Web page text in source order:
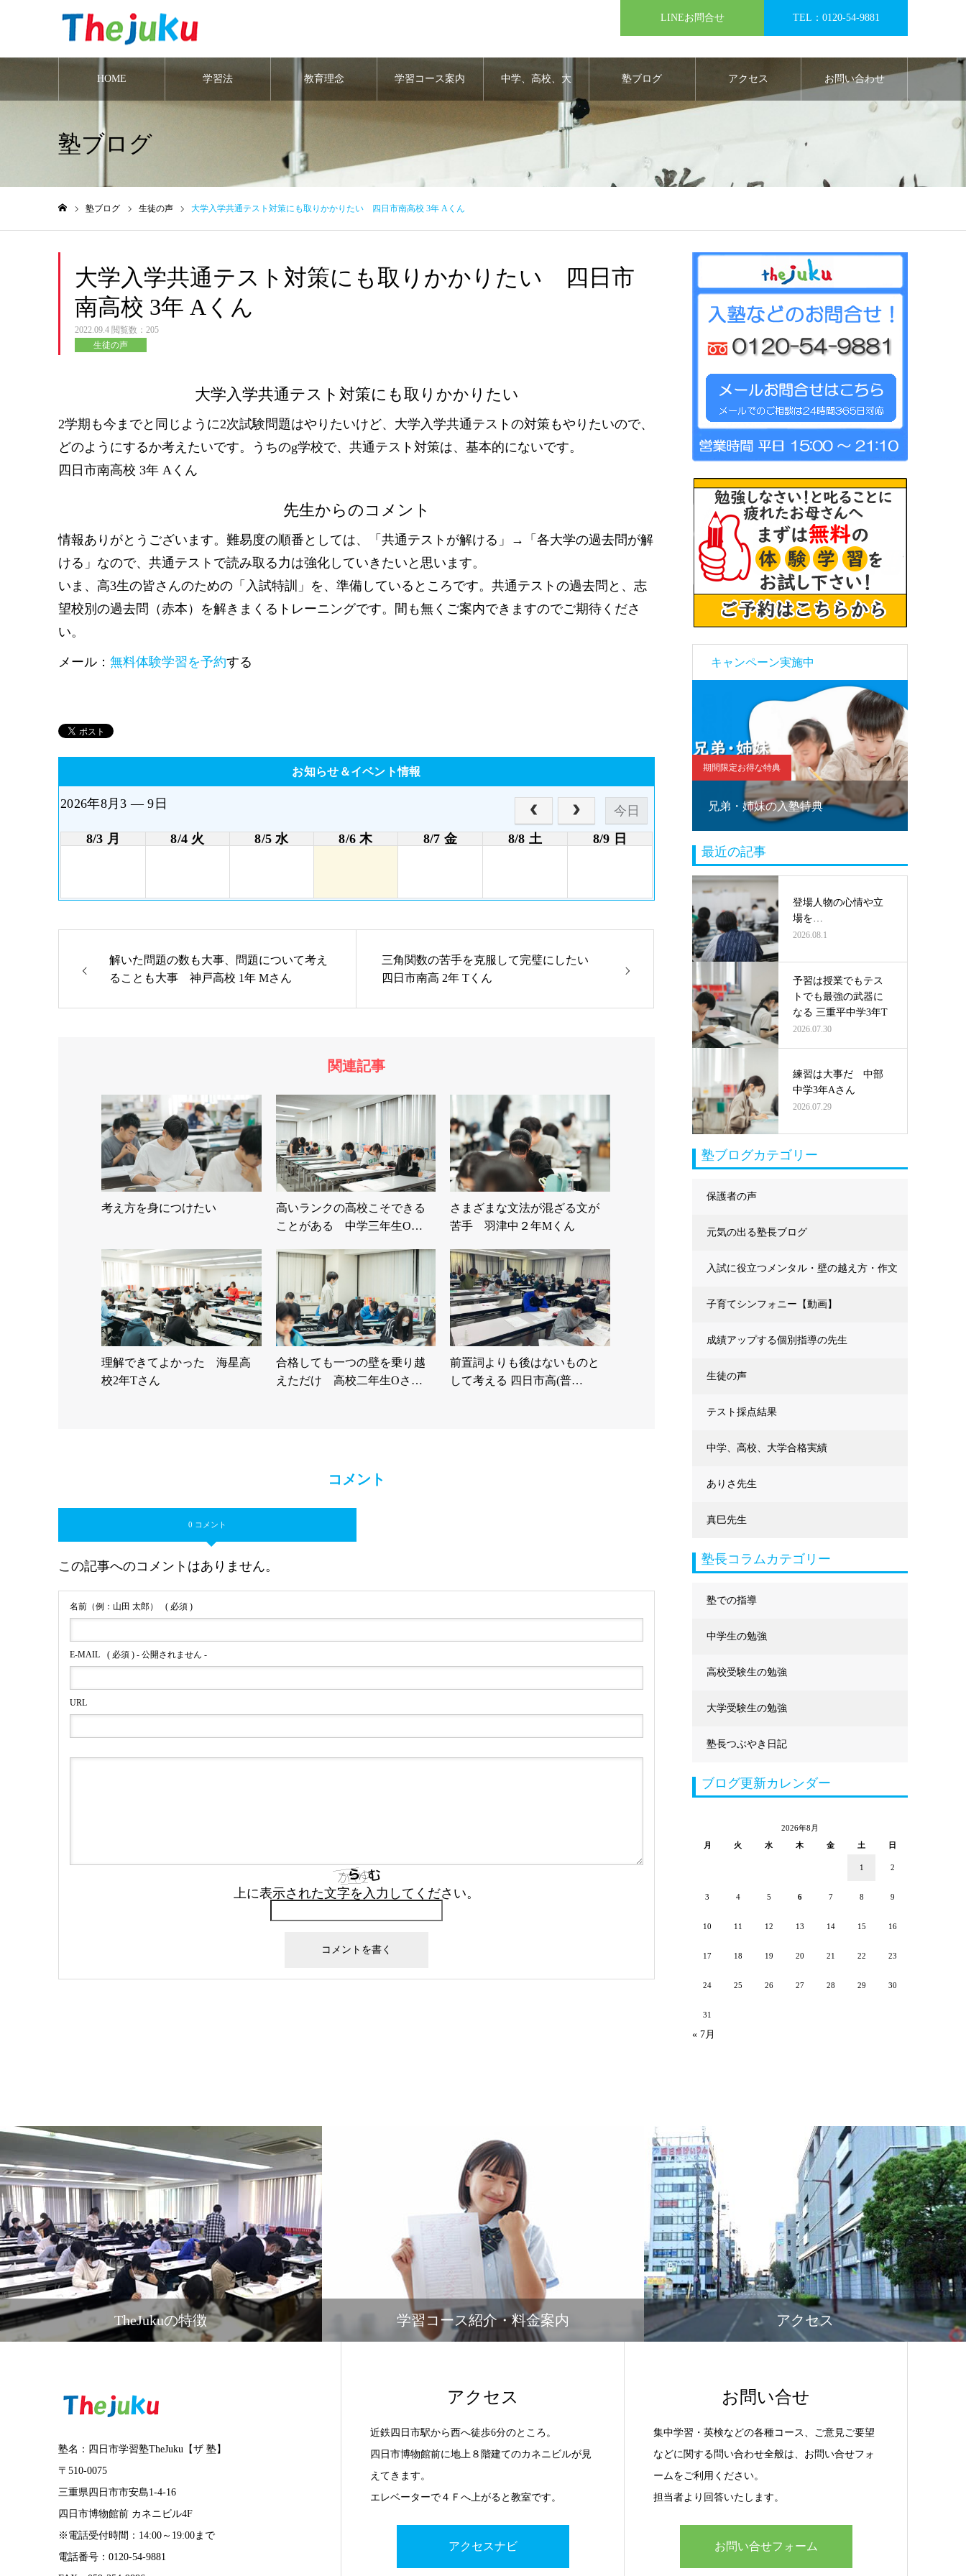
LINEお問合せ TEL：0120-54-9881
HOME 学習法 教育理念 学習コース案内 中学、高校、大 塾ブログ アクセス お問い合わせ
塾ブログ
塾ブログ 生徒の声 大学入学共通テスト対策にも取りかかりたい 四日市南高校 3年 Aくん
大学入学共通テスト対策にも取りかかりたい 四日市
南高校 3年 Aくん
2022.09.4 閲覧数：205
生徒の声
大学入学共通テスト対策にも取りかかりたい
2学期も今までと同じように2次試験問題はやりたいけど、大学入学共通テストの対策もやりたいので、
どのようにするか考えたいです。うちのg学校で、共通テスト対策は、基本的にないです。
四日市南高校 3年 Aくん
先生からのコメント
情報ありがとうございます。難易度の順番としては、「共通テストが解ける」→「各大学の過去問が解
ける」なので、共通テストで読み取る力は強化していきたいと思います。
いま、高3生の皆さんのための「入試特訓」を、準備しているところです。共通テストの過去問と、志
望校別の過去問（赤本）を解きまくるトレーニングです。間も無くご案内できますのでご期待くださ
い。
メール： 無料体験学習を予約する
お知らせ＆イベント情報
2026年8月3 — 9日
今日
8/3 月
8/4 火 8/5 水 8/6 木 8/7 金 8/8 土 8/9 日
解いた問題の数も大事、問題について考え
ることも大事 神戸高校 1年 Mさん
三角関数の苦手を克服して完璧にしたい
四日市南高 2年 Tくん
関連記事
考え方を身につけたい
高いランクの高校こそできる
ことがある 中学三年生O…
さまざまな文法が混ざる文が
苦手 羽津中２年Mくん
理解できてよかった 海星高
校2年Tさん
合格しても一つの壁を乗り越
えただけ 高校二年生Oさ…
前置詞よりも後はないものと
して考える 四日市高(普…
コメント
0 コメント
この記事へのコメントはありません。
名前（例：山田 太郎） ( 必須 )
E-MAIL ( 必須 ) - 公開されません -
URL
上に表示された文字を入力してください。
キャンペーン実施中
無料体験授業お得な特典あり！
期間限定お得な特典
兄弟・姉妹の入塾特典
最近の記事
登場人物の心情や立
場を…
2026.08.1
予習は授業でもテス
トでも最強の武器に
なる 三重平中学3年T
2026.07.30
練習は大事だ 中部
中学3年Aさん
2026.07.29
塾ブログカテゴリー
保護者の声
元気の出る塾長ブログ
入試に役立つメンタル・壁の越え方・作文
に強くなる
子育てシンフォニー【動画】
成績アップする個別指導の先生
生徒の声
テスト採点結果
中学、高校、大学合格実績
ありさ先生
真巳先生
塾長コラムカテゴリー
塾での指導
中学生の勉強
高校受験生の勉強
大学受験生の勉強
塾長つぶやき日記
ブログ更新カレンダー
2026年8月
月
火 水 木 金 土 日
1 2
3 4 5 6 7 8 9
10 11 12 13 14 15 16
17 18 19 20 21 22 23
24 25 26 27 28 29 30
31
« 7月
TheJukuの特徴 学習コース紹介・料金案内 アクセス
塾名：四日市学習塾TheJuku【ザ 塾】
〒510-0075
三重県四日市市安島1-4-16
四日市博物館前 カネニビル4F
※電話受付時間：14:00～19:00まで
電話番号：0120-54-9881
アクセス
近鉄四日市駅から西へ徒歩6分のところ。
四日市博物館前に地上８階建てのカネニビルが見
えてきます。
エレベーターで４Ｆへ上がると教室です。
アクセスナビ
お問い合せ
集中学習・英検などの各種コース、ご意見ご要望
などに関する問い合わせ全般は、お問い合せフォ
ームをご利用ください。
担当者より回答いたします。
お問い合せフォーム